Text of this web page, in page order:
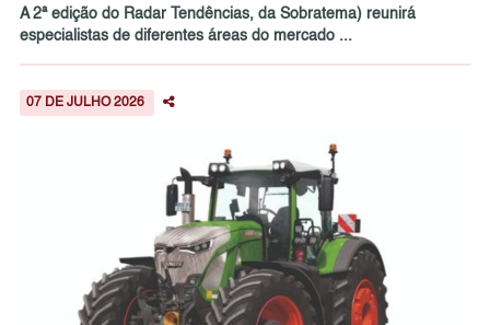
A 2ª edição do Radar Tendências, da Sobratema) reunirá
especialistas de diferentes áreas do mercado ...
07 DE JULHO 2026